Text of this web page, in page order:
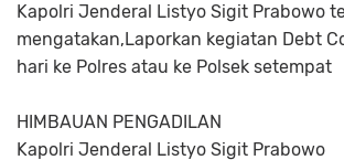
Kapolri Jenderal Listyo Sigit Prabowo
mengatakan,Laporkan kegiatan Debt
hari ke Polres atau ke Polsek setempat
HIMBAUAN PENGADILAN
Kapolri Jenderal Listyo Sigit Prabowo